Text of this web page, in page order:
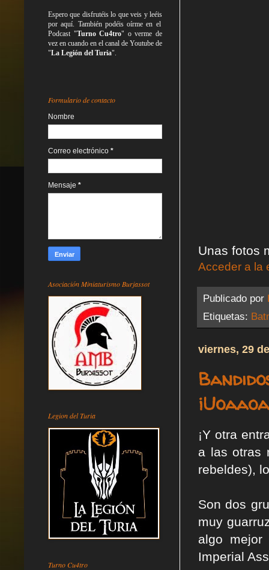
Unas fotos
Acceder a la
Publicado por
Etiquetas:
viernes, 29
¡Y otra
a las otras
rebeldes),
Son dos
muy
algo
Imperial
Espero que disfrutéis lo queveis yleéis
por aquí. También podéis oírme en el
Podcast "Turno Cu4tro" o verme de
vez en cuando en el canal de Youtube de
"La Legión del Turia".
Formulario de contacto
Nombre
Correo electrónico *
Mensaje *
Asociación Miniaturismo Burjassot
Legion del Turia
Turno Cu4tro